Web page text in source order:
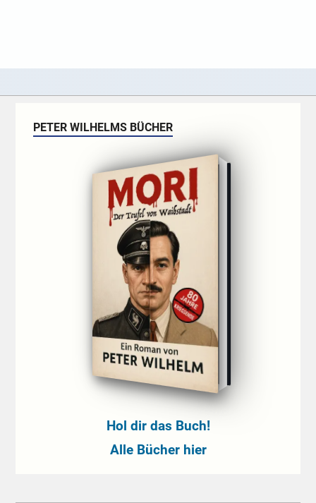
PETER WILHELMS BÜCHER
Hol dir das Buch!
Alle Bücher hier